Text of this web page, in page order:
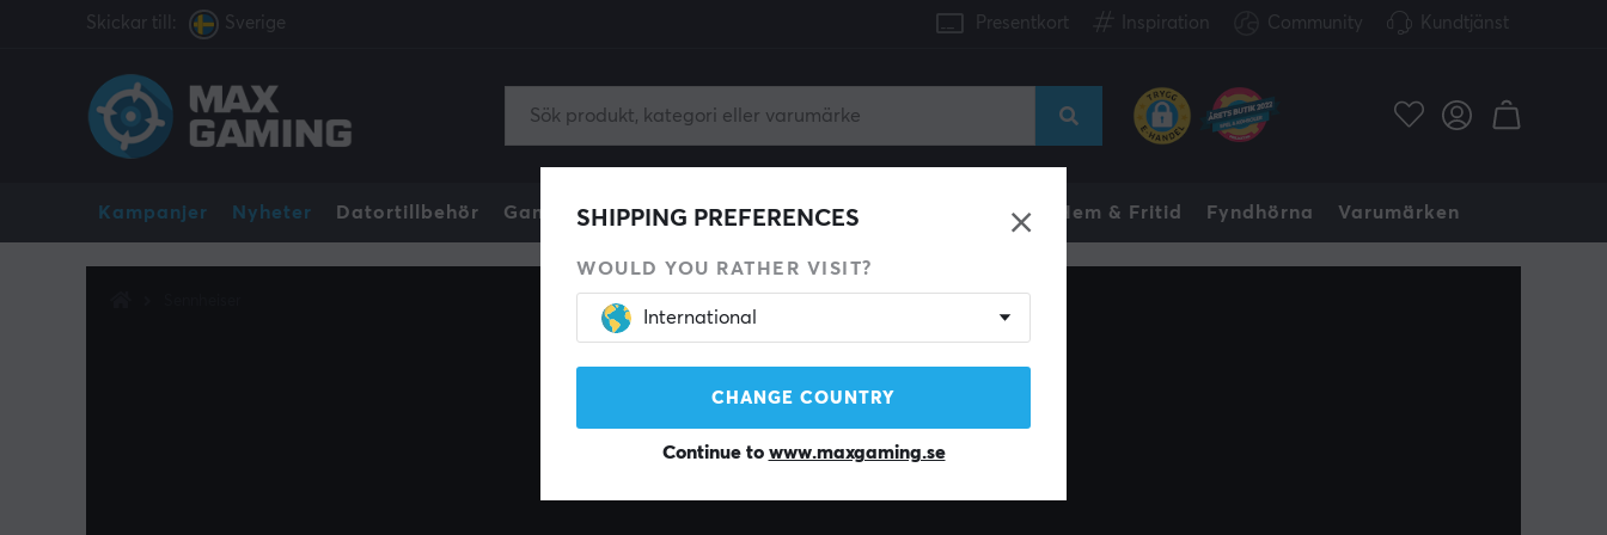
Skickar till: Sverige Presentkort Inspiration Community Kundtjänst
Kampanjer Nyheter Datortillbehör Gamingdator Konsol Gamingstol Mobiltillbehör Hem & Fritid Fyndhörna Varumärken
SHIPPING PREFERENCES
WOULD YOU RATHER VISIT?
International
CHANGE COUNTRY
Continue to www.maxgaming.se